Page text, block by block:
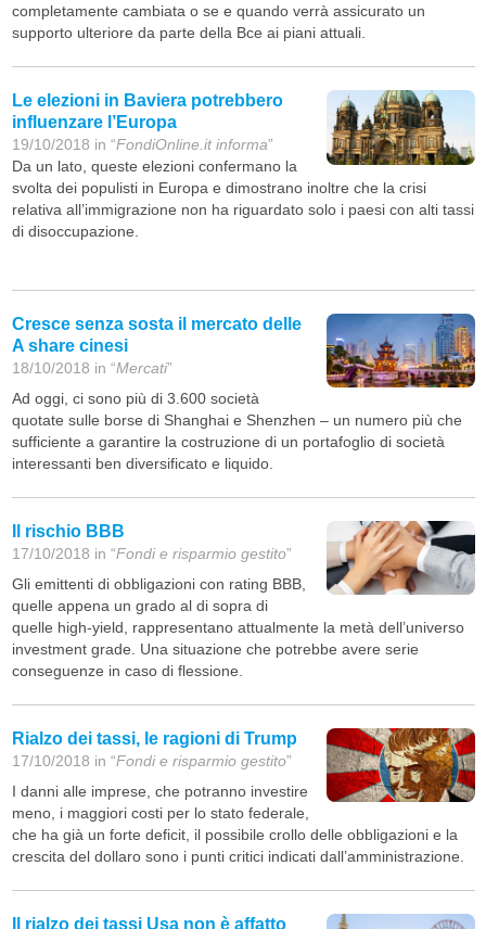
completamente cambiata o se e quando verrà assicurato un
supporto ulteriore da parte della Bce ai piani attuali.
Le elezioni in Baviera potrebbero
influenzare l’Europa
19/10/2018 in “FondiOnline.it informa”
Da un lato, queste elezioni confermano la
svolta dei populisti in Europa e dimostrano inoltre che la crisi
relativa all’immigrazione non ha riguardato solo i paesi con alti tassi
di disoccupazione.
Cresce senza sosta il mercato delle
A share cinesi
18/10/2018 in “Mercati”
Ad oggi, ci sono più di 3.600 società
quotate sulle borse di Shanghai e Shenzhen – un numero più che
sufficiente a garantire la costruzione di un portafoglio di società
interessanti ben diversificato e liquido.
Il rischio BBB
17/10/2018 in “Fondi e risparmio gestito”
Gli emittenti di obbligazioni con rating BBB,
quelle appena un grado al di sopra di
quelle high-yield, rappresentano attualmente la metà dell’universo
investment grade. Una situazione che potrebbe avere serie
conseguenze in caso di flessione.
Rialzo dei tassi, le ragioni di Trump
17/10/2018 in “Fondi e risparmio gestito”
I danni alle imprese, che potranno investire
meno, i maggiori costi per lo stato federale,
che ha già un forte deficit, il possibile crollo delle obbligazioni e la
crescita del dollaro sono i punti critici indicati dall’amministrazione.
Il rialzo dei tassi Usa non è affatto